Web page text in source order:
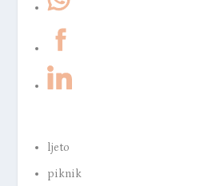
ljeto
piknik